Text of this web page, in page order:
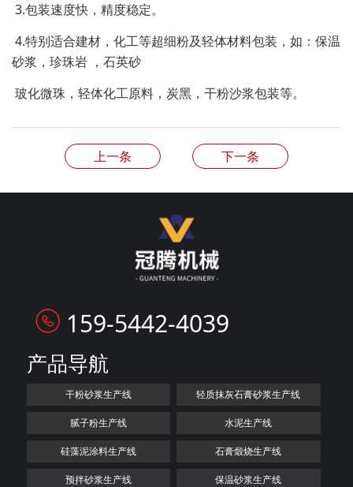
3.包装速度快，精度稳定。
4.特别适合建材，化工等超细粉及轻体材料包装，如：保温
砂浆，珍珠岩 ，石英砂
玻化微珠，轻体化工原料，炭黑，干粉沙浆包装等。
上一条 下一条
159-5442-4039
产品导航
干粉砂浆生产线 轻质抹灰石膏砂浆生产线
腻子粉生产线 水泥生产线
硅藻泥涂料生产线 石膏煅烧生产线
预拌砂浆生产线 保温砂浆生产线